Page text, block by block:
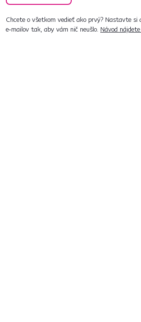
Chcete o všetkom vedieť ako prvý? Nastavte si
e‑mailov tak, aby vám nič neušlo. Návod